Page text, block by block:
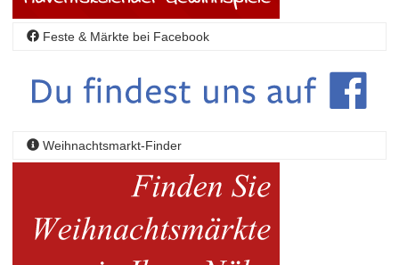
Feste & Märkte bei Facebook
Weihnachtsmarkt-Finder